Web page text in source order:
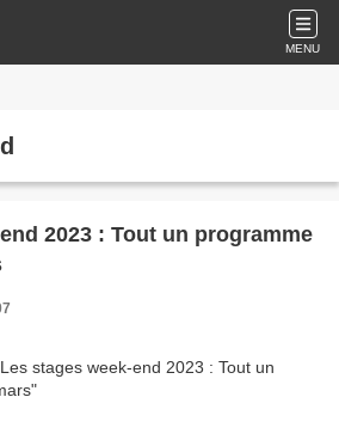
MENU
2023 : Tout un programme